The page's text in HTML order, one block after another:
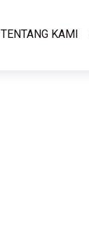
TENTANG KAMI